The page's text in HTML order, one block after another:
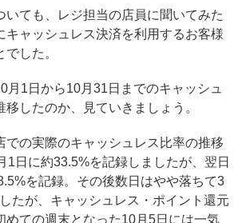
いても、レジ担当の店員に聞いてみた
キャッシュレス決済を利用するお客様
した。
月1日から10月31日までのキャッシュ
移したのか、見ていきましょう。
での実際のキャッシュレス比率の推移
1日に約33.5%を記録しましたが、翌日
を記録。その後数日はやや落ちて3
たが、キャッシュレス・ポイント還元
めての週末となった10月5日には一気